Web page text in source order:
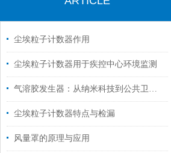
尘埃粒子计数器作用
尘埃粒子计数器用于疾控中心环境监测
气溶胶发生器：从纳米科技到公共卫生的桥梁
尘埃粒子计数器特点与检漏
风量罩的原理与应用